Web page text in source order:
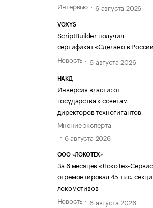
Интервью
6 августа 2026
VOXYS
ScriptBuilder получил
сертификат «Сделано в
Новость
6 августа 2026
НАКД
Инверсия власти: от
государства к советам
директоров техногигантов
Мнение эксперта
6 августа 2026
ООО «ЛОКОТЕХ»
За 6 месяцев «ЛокоТех-
отремонтировал 45 тыс.
локомотивов
Новость
6 августа 2026